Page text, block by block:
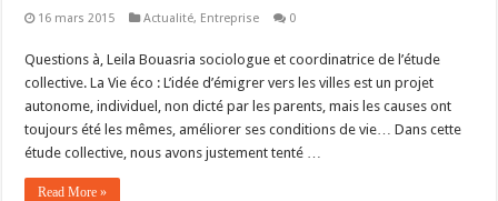
16 mars 2015 Actualité, Entreprise 0
Questions à, Leila Bouasria sociologue et coordinatrice de l’étude
collective. La Vie éco : L’idée d’émigrer vers les villes est un projet
autonome, individuel, non dicté par les parents, mais les causes ont
toujours été les mêmes, améliorer ses conditions de vie… Dans cette
étude collective, nous avons justement tenté …
Read More »